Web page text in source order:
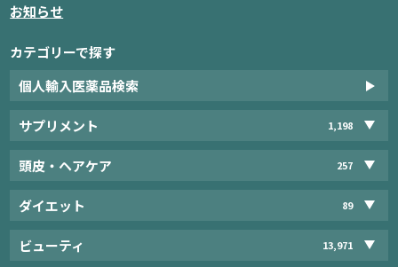
お知らせ
カテゴリーで探す
個人輸入医薬品検索
サプリメント 1,198
頭皮・ヘアケア 257
ダイエット 89
ビューティ 13,971